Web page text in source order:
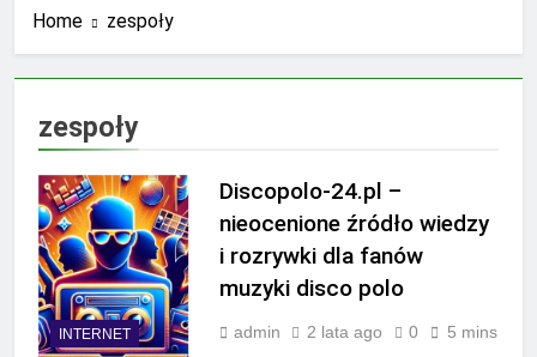
Home zespoły
zespoły
INTERNET
Discopolo-24.pl –
nieocenione źródło wiedzy
i rozrywki dla fanów
muzyki disco polo
admin 2 lata ago 0 5 mins